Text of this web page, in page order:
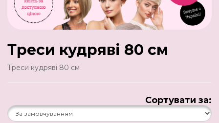
Треси кудряві 80 см
Треси кудряві 80 см
Сортувати за: